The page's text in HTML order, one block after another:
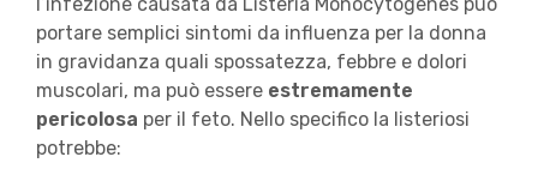
portare semplici sintomi da influenza per la donna
in gravidanza quali spossatezza, febbre e dolori
muscolari, ma può essere estremamente
pericolosa per il feto. Nello specifico la listeriosi
potrebbe: